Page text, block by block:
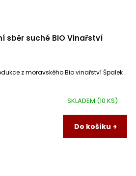
sběr suché BIO Vinařství
SKLADEM (10 KS)
Do košíku
z moravského Bio vinařství Špalek